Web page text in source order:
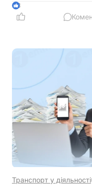
між державними
критичної
3
Транспорт у діяльності